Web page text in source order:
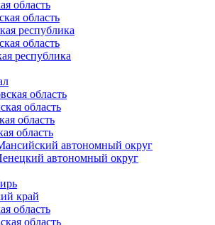
область
область
республика
область
республика
область
область
область
область
автономный округ
автономный округ
край
область
область